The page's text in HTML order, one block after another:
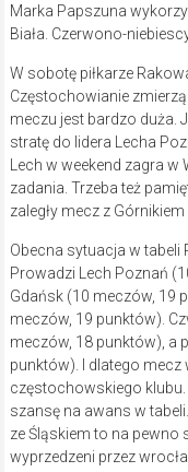
Marka Papszuna
Biała. Czerwono-
W sobotę piłkarze
Częstochowianie
meczu jest bardzo duża.
stratę do lidera Lecha
Lech w weekend zagra w
zadania. Trzeba też
zaległy mecz z Górnikiem
Obecna sytuacja w tabeli
Prowadzi Lech Poznań
Gdańsk (10 meczów, 19
meczów, 19 punktów).
meczów, 18 punktów), a
punktów). I dlatego mecz
częstochowskiego klubu.
szansę na awans w
ze Śląskiem to na pewno
wyprzedzeni przez